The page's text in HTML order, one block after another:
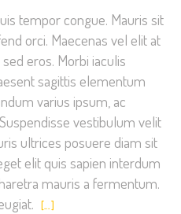
tempor congue. Mauris sit
orci. Maecenas vel elit at
eros. Morbi iaculis
sagittis elementum
varius ipsum, ac
vestibulum velit
ultrices posuere diam sit
elit quis sapien interdum
mauris a fermentum.
[…]